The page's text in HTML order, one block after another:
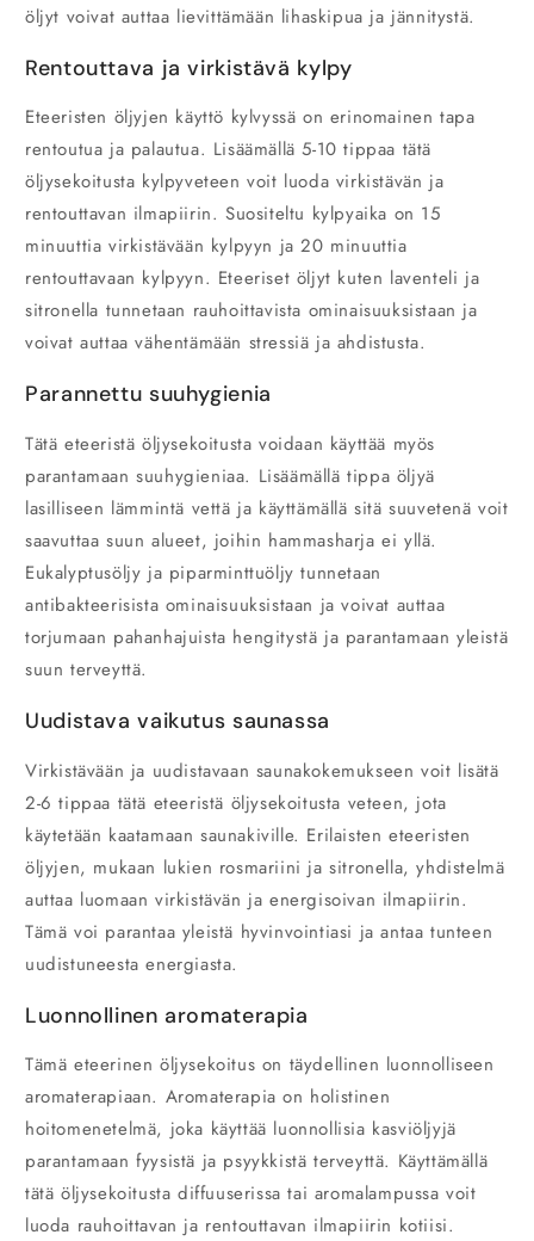
öljyt voivat auttaa lievittämään lihaskipua ja jännitystä.
Rentouttava ja virkistävä kylpy
Eteeristen öljyjen käyttö kylvyssä on erinomainen tapa
rentoutua ja palautua. Lisäämällä 5-10 tippaa tätä
öljysekoitusta kylpyveteen voit luoda virkistävän ja
rentouttavan ilmapiirin. Suositeltu kylpyaika on 15
minuuttia virkistävään kylpyyn ja 20 minuuttia
rentouttavaan kylpyyn. Eteeriset öljyt kuten laventeli ja
sitronella tunnetaan rauhoittavista ominaisuuksistaan ja
voivat auttaa vähentämään stressiä ja ahdistusta.
Parannettu suuhygienia
Tätä eteeristä öljysekoitusta voidaan käyttää myös
parantamaan suuhygieniaa. Lisäämällä tippa öljyä
lasilliseen lämmintä vettä ja käyttämällä sitä suuvetenä voit
saavuttaa suun alueet, joihin hammasharja ei yllä.
Eukalyptusöljy ja piparminttuöljy tunnetaan
antibakteerisista ominaisuuksistaan ja voivat auttaa
torjumaan pahanhajuista hengitystä ja parantamaan yleistä
suun terveyttä.
Uudistava vaikutus saunassa
Virkistävään ja uudistavaan saunakokemukseen voit lisätä
2-6 tippaa tätä eteeristä öljysekoitusta veteen, jota
käytetään kaatamaan saunakiville. Erilaisten eteeristen
öljyjen, mukaan lukien rosmariini ja sitronella, yhdistelmä
auttaa luomaan virkistävän ja energisoivan ilmapiirin.
Tämä voi parantaa yleistä hyvinvointiasi ja antaa tunteen
uudistuneesta energiasta.
Luonnollinen aromaterapia
Tämä eteerinen öljysekoitus on täydellinen luonnolliseen
aromaterapiaan. Aromaterapia on holistinen
hoitomenetelmä, joka käyttää luonnollisia kasviöljyjä
parantamaan fyysistä ja psyykkistä terveyttä. Käyttämällä
tätä öljysekoitusta diffuuserissa tai aromalampussa voit
luoda rauhoittavan ja rentouttavan ilmapiirin kotiisi.